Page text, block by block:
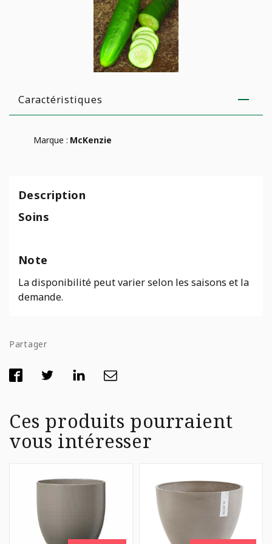
Caractéristiques
Marque : McKenzie
Description
Soins
Note
La disponibilité peut varier selon les saisons et la
demande.
Partager
Ces produits pourraient
vous intéresser